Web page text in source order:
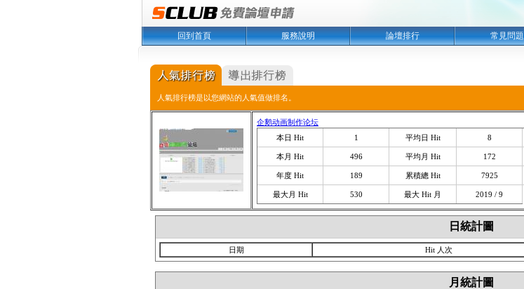
回到首頁 服務說明 論壇排行 常見問題
人氣排行榜是以您網站的人氣值做排名。
企鹅动画制作论坛
本日 Hit
1 平均日 Hit 8
本月 Hit 496 平均月 Hit 172
年度 Hit 189 累積總 Hit 7925
最大月 Hit 530 最大 Hit 月 2019 / 9
日統計圖
日期 Hit 人次
月統計圖